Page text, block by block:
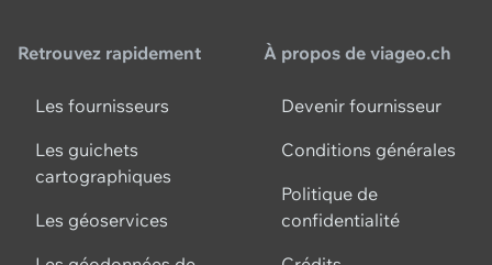
Retrouvez rapidement
Les fournisseurs
Les guichets
cartographiques
Les géoservices
À propos de viageo.ch
Devenir fournisseur
Conditions générales
Politique de
confidentialité